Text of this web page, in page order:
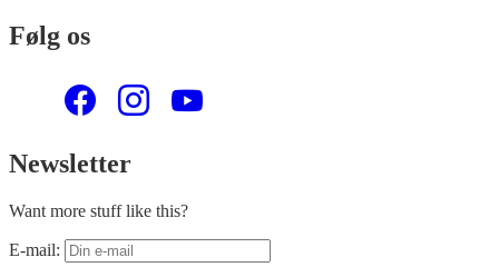
Følg os
Newsletter
Want more stuff like this?
E-mail: